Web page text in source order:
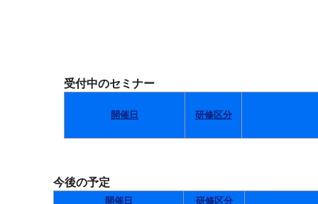
受付中のセミナー
開催日 研修区分
今後の予定
開催日 研修区分